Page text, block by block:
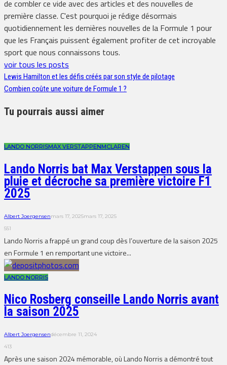
de combler ce vide avec des articles et des nouvelles de
première classe. C'est pourquoi je rédige désormais
quotidiennement les dernières nouvelles de la Formule 1 pour
que les Français puissent également profiter de cet incroyable
sport que nous connaissons tous.
voir tous les posts
Lewis Hamilton et les défis créés par son style de pilotage
Combien coûte une voiture de Formule 1 ?
Tu pourrais aussi aimer
LANDO NORRISMAX VERSTAPPENMCLAREN
Lando Norris bat Max Verstappen sous la
pluie et décroche sa première victoire F1
2025
Albert Joergensenmars 17, 2025mars 17, 2025
551
Lando Norris a frappé un grand coup dès l’ouverture de la saison 2025
en Formule 1 en remportant une victoire...
LANDO NORRIS
Nico Rosberg conseille Lando Norris avant
la saison 2025
Albert Joergensendécembre 11, 2024
413
Après une saison 2024 mémorable, où Lando Norris a démontré tout